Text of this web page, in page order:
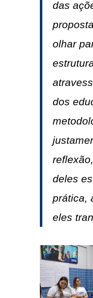
das
olhar
dos
deles
prática,
eles